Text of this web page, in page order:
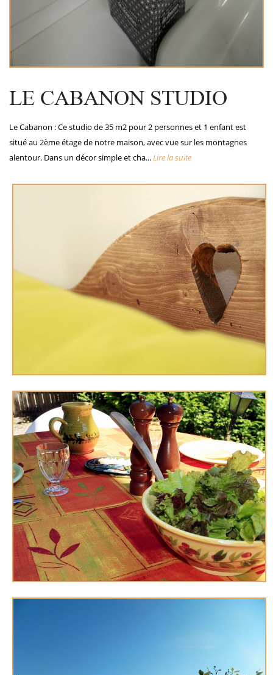
LE CABANON STUDIO
Le Cabanon : Ce studio de 35 m2 pour 2 personnes et 1 enfant est
situé au 2ème étage de notre maison, avec vue sur les montagnes
alentour. Dans un décor simple et cha...Lire la suite